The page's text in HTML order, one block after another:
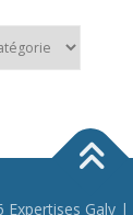
Expertises Galy |